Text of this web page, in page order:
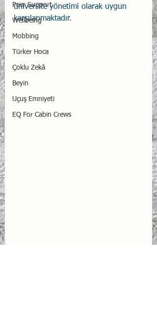
Peer Support
Wellbeing
Mobbing
Türker Hoca
Çoklu Zekâ
Beyin
Uçuş Emniyeti
EQ For Cabin Crews
üniversite yönetimi olarak uygun
karşılanmaktadır.